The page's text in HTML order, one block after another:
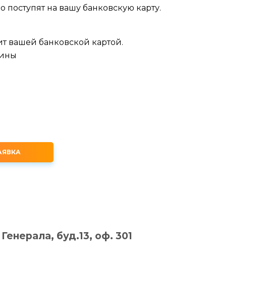
на вашу банковскую карту.
вашей банковской картой.
буд.13, оф. 301